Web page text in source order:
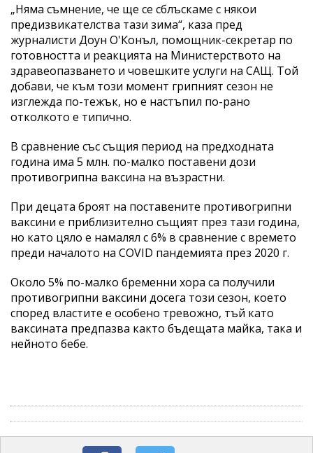
„Няма съмнение, че ще се сблъскаме с някои
предизвикателства тази зима“, каза пред
журналисти Доун О'Конъл, помощник-секретар по
готовността и реакцията на Министерството на
здравеопазването и човешките услуги на САЩ. Той
добави, че към този момент грипният сезон не
изглежда по-тежък, но е настъпил по-рано
отколкото е типично.
В сравнение със същия период на предходната
година има 5 млн. по-малко поставени дози
противогрипна ваксина на възрастни.
При децата броят на поставените противогрипни
ваксини е приблизително същият през тази година,
но като цяло е намалял с 6% в сравнение с врeмето
преди началото на COVID пандемията през 2020 г.
Около 5% по-малко бременни хора са получили
противогрипни ваксини досега този сезон, което
според властите е особено тревожно, тъй като
ваксината предпазва както бъдещата майка, така и
нейното бебе.